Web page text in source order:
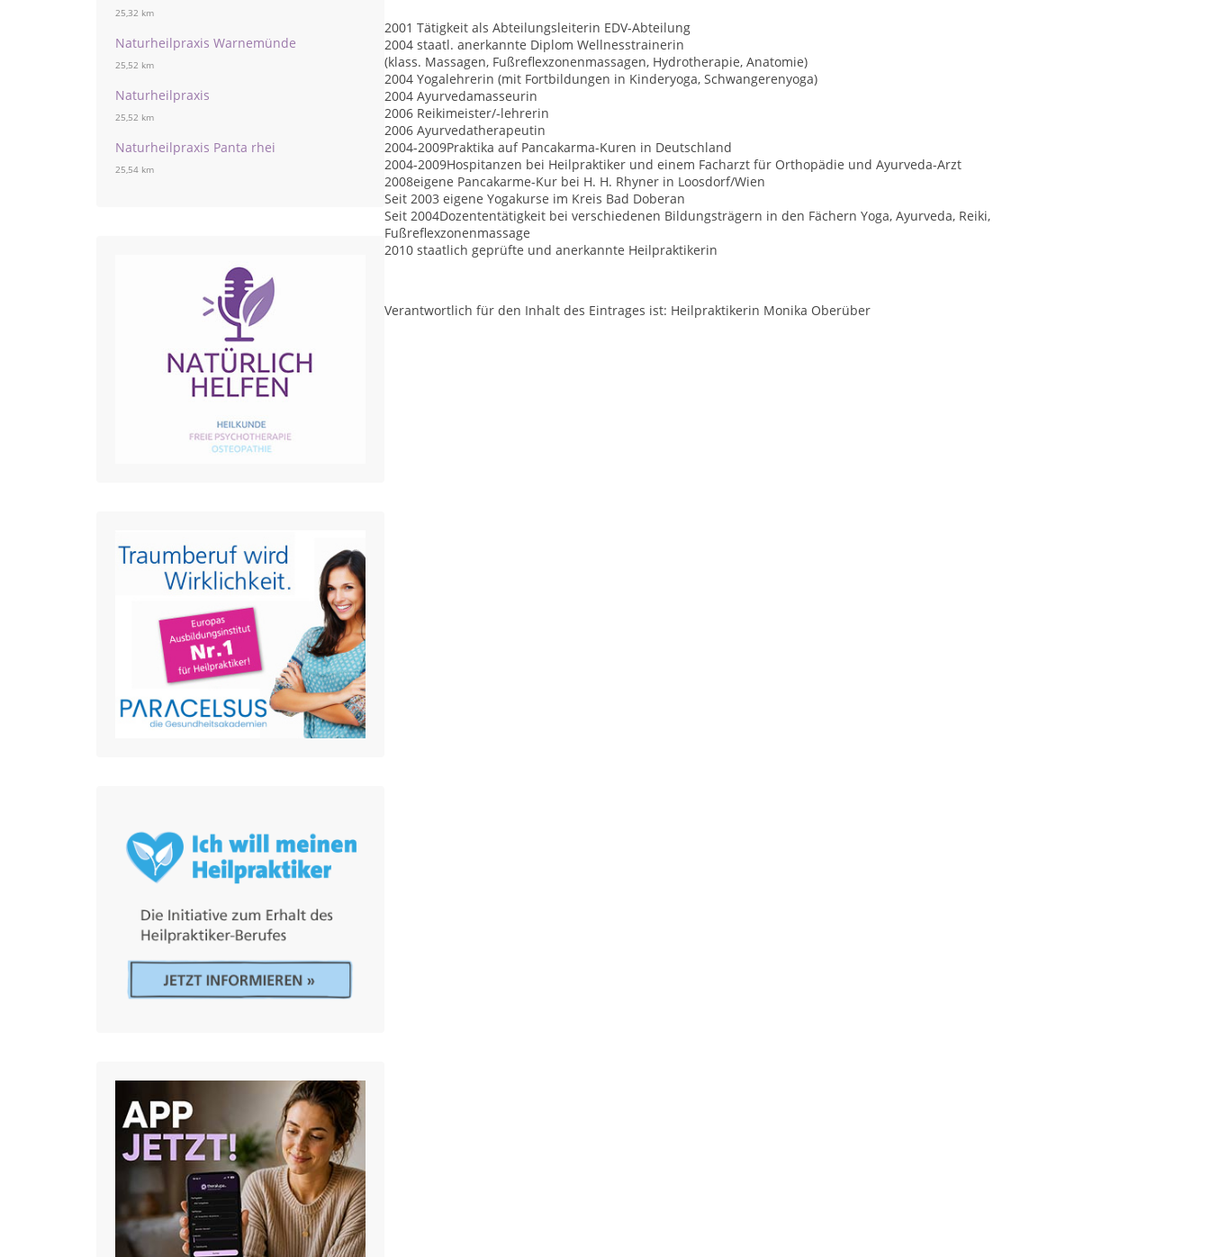
25,32 km
Naturheilpraxis Warnemünde
25,52 km
Naturheilpraxis
25,52 km
Naturheilpraxis Panta rhei
25,54 km
2001 Tätigkeit als Abteilungsleiterin EDV-Abteilung
2004 staatl. anerkannte Diplom Wellnesstrainerin
(klass. Massagen, Fußreflexzonenmassagen, Hydrotherapie, Anatomie)
2004 Yogalehrerin (mit Fortbildungen in Kinderyoga, Schwangerenyoga)
2004 Ayurvedamasseurin
2006 Reikimeister/-lehrerin
2006 Ayurvedatherapeutin
2004-2009Praktika auf Pancakarma-Kuren in Deutschland
2004-2009Hospitanzen bei Heilpraktiker und einem Facharzt für Orthopädie und Ayurveda-Arzt
2008eigene Pancakarme-Kur bei H. H. Rhyner in Loosdorf/Wien
Seit 2003 eigene Yogakurse im Kreis Bad Doberan
Seit 2004Dozententätigkeit bei verschiedenen Bildungsträgern in den Fächern Yoga, Ayurveda, Reiki,
Fußreflexzonenmassage
2010 staatlich geprüfte und anerkannte Heilpraktikerin
Verantwortlich für den Inhalt des Eintrages ist: Heilpraktikerin Monika Oberüber